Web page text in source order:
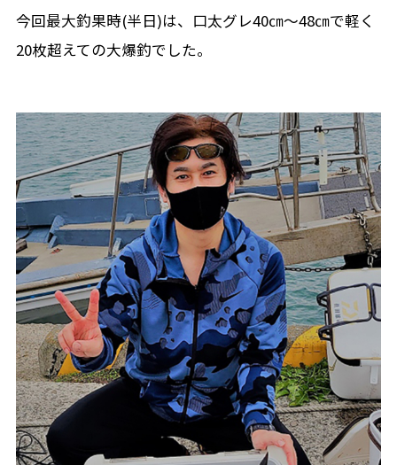
今回最大釣果時(半日)は、口太グレ40㎝～48㎝で軽く
20枚超えての大爆釣でした。